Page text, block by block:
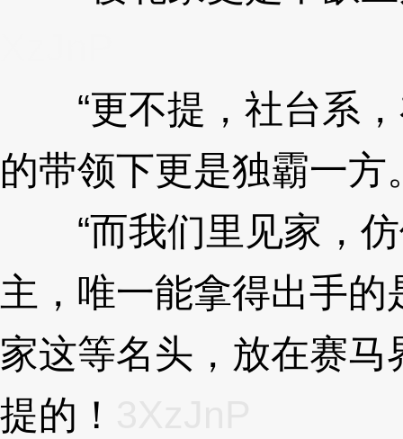
“更不提，社台系，
的带领下更是独霸一方
“而我们里见家，仿
主，唯一能拿得出手
家这等名头，放在赛
提的！